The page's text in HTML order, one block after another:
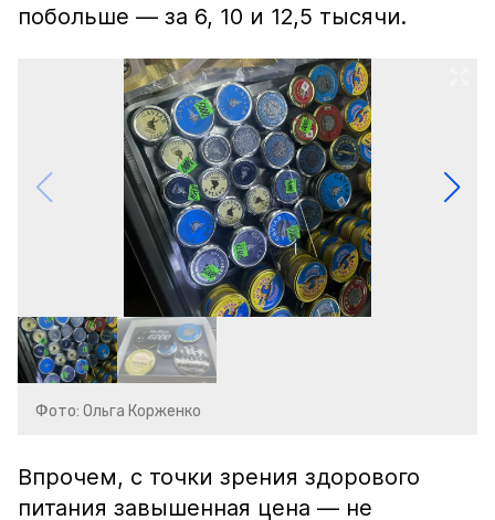
побольше — за 6, 10 и 12,5 тысячи.
Фото: Ольга Корженко
Впрочем, с точки зрения здорового
питания завышенная цена — не